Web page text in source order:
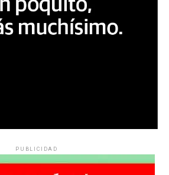
PUBLICIDAD